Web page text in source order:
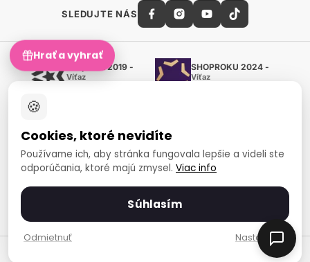
SLEDUJTE NÁS
Shoproku 2019 -
Víťaz
SHOPROKU 2024 -
Víťaz
European Art Awards
Organizátor medzinárodnej
súťaže
Európsky sociálny fond
Zamestnanosť a sociálna
🍪
Cookies, ktoré nevidíte
Používame ich, aby stránka fungovala lepšie a videli ste
odporúčania, ktoré majú zmysel. Viac info
Súhlasím
Odmietnuť Nastavenia
Hrať a vyhrať